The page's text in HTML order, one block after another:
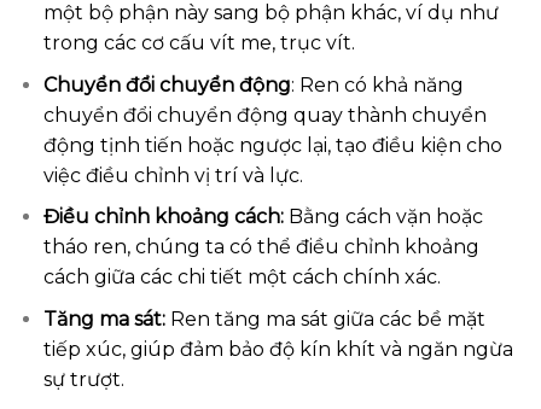
một bộ phận này sang bộ phận khác, ví dụ như
trong các cơ cấu vít me, trục vít.
Chuyển đổi chuyển động: Ren có khả năng
chuyển đổi chuyển động quay thành chuyển
động tịnh tiến hoặc ngược lại, tạo điều kiện cho
việc điều chỉnh vị trí và lực.
Điều chỉnh khoảng cách:Bằng cách vặn hoặc
tháo ren, chúng ta có thể điều chỉnh khoảng
cách giữa các chi tiết một cách chính xác.
Tăng ma sát:Ren tăng ma sát giữa các bề mặt
tiếp xúc, giúp đảm bảo độ kín khít và ngăn ngừa
sự trượt.